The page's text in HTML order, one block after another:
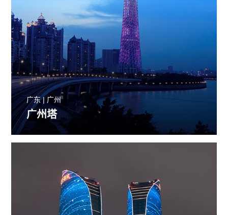
广东 | 广州
广州塔